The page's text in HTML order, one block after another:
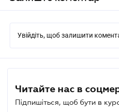
Увійдіть, щоб залишити
Читайте нас в
Підпишіться, щоб бути в